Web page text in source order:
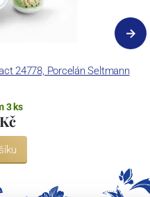
24778, Porcelán Seltmann
3 ks